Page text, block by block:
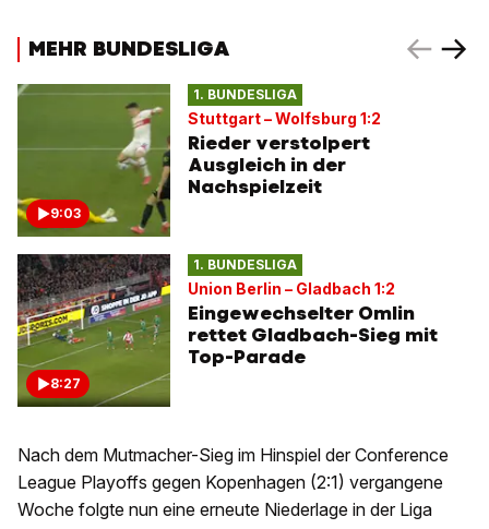
MEHR BUNDESLIGA
9:03
1. BUNDESLIGA
Stuttgart – Wolfsburg 1:2
Rieder verstolpert
Ausgleich in der
Nachspielzeit
8:27
1. BUNDESLIGA
Union Berlin – Gladbach 1:2
Eingewechselter Omlin
rettet Gladbach-Sieg mit
Top-Parade
Nach dem Mutmacher-Sieg im Hinspiel der Conference
League Playoffs gegen Kopenhagen (2:1) vergangene
Woche folgte nun eine erneute Niederlage in der Liga